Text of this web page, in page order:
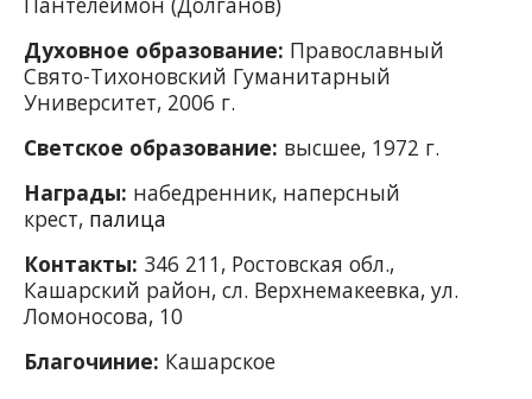
Духовное образование: Православный
Свято-Тихоновский Гуманитарный
Университет, 2006 г.
Светское образование: высшее, 1972 г.
Награды: набедренник, наперсный
крест, палица
Контакты: 346 211, Ростовская обл.,
Кашарский район, сл. Верхнемакеевка, ул.
Ломоносова, 10
Благочиние: Кашарское